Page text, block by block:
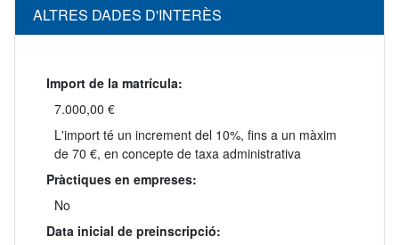
ALTRES DADES D'INTERÈS
Import de la matrícula:
7.000,00 €
L'import té un increment del 10%, fins a un màxim
de 70 €, en concepte de taxa administrativa
Pràctiques en empreses:
No
Data inicial de preinscripció: